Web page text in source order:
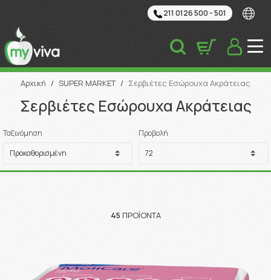
211 0126 500 - 501
Αναζήτηση
Αρχική / SUPER MARKET / Σερβιέτες Εσώρουχα Ακράτειας
Σερβιέτες Εσώρουχα Ακράτειας
Ταξινόμηση Προβολή
45 ΠΡΟΪΌΝΤΑ